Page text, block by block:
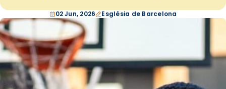
02 Jun, 2026 Església de Barcelona